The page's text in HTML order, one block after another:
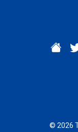
© 2026